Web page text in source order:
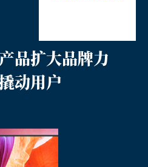
品扩大品牌力
动用户